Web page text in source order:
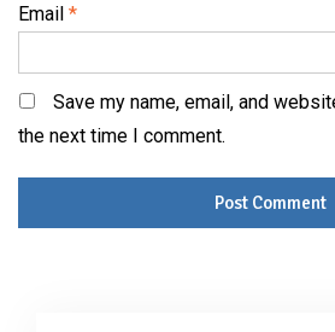
Email *
Save my name, email, and
the next time I comment.